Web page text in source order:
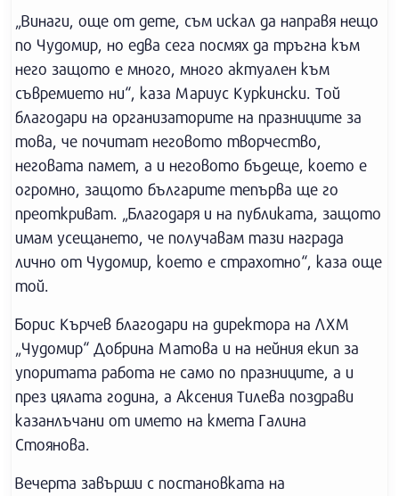
„Винаги, още от дете, съм искал да направя нещо
по Чудомир, но едва сега посмях да тръгна към
него защото е много, много актуален към
съвремието ни“, каза Мариус Куркински. Той
благодари на организаторите на празниците за
това, че почитат неговото творчество,
неговата памет, а и неговото бъдеще, което е
огромно, защото българите тепърва ще го
преоткриват. „Благодаря и на публиката, защото
имам усещането, че получавам тази награда
лично от Чудомир, което е страхотно“, каза още
той.
Борис Кърчев благодари на директора на ЛХМ
„Чудомир“ Добрина Матова и на нейния екип за
упоритата работа не само по празниците, а и
през цялата година, а Аксения Тилева поздрави
казанлъчани от името на кмета Галина
Стоянова.
Вечерта завърши с постановката на